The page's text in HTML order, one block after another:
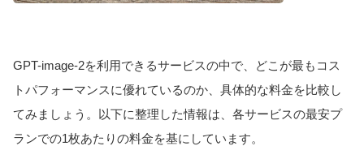
GPT-image-2を利用できるサービスの中で、どこが最もコス
トパフォーマンスに優れているのか、具体的な料金を比較し
てみましょう。以下に整理した情報は、各サービスの最安プ
ランでの1枚あたりの料金を基にしています。